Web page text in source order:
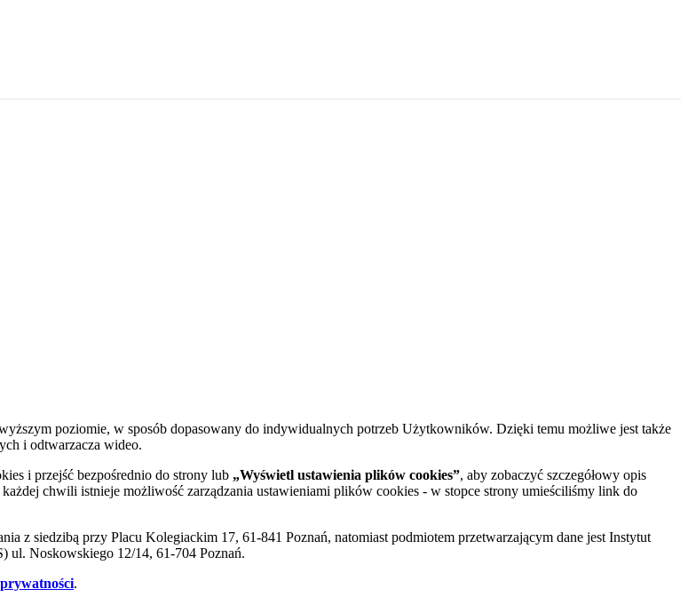
poziomie, w sposób dopasowany do indywidualnych potrzeb Użytkowników. Dzięki temu możliwe jest także
i odtwarzacza wideo.
i przejść bezpośrednio do strony lub „Wyświetl ustawienia plików cookies”, aby zobaczyć szczegółowy opis
chwili istnieje możliwość zarządzania ustawieniami plików cookies - w stopce strony umieściliśmy link do
z siedzibą przy Placu Kolegiackim 17, 61-841 Poznań, natomiast podmiotem przetwarzającym dane jest Instytut
ul. Noskowskiego 12/14, 61-704 Poznań.
.